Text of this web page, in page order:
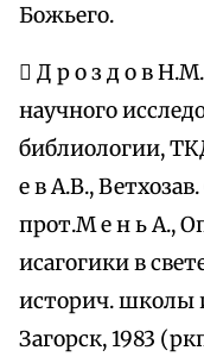
Божьего.
 Д р о з д о в
научного
библиологии,
е в А.В.,
прот.М е н ь А.,
исагогики в
историч. школы
Загорск, 1983